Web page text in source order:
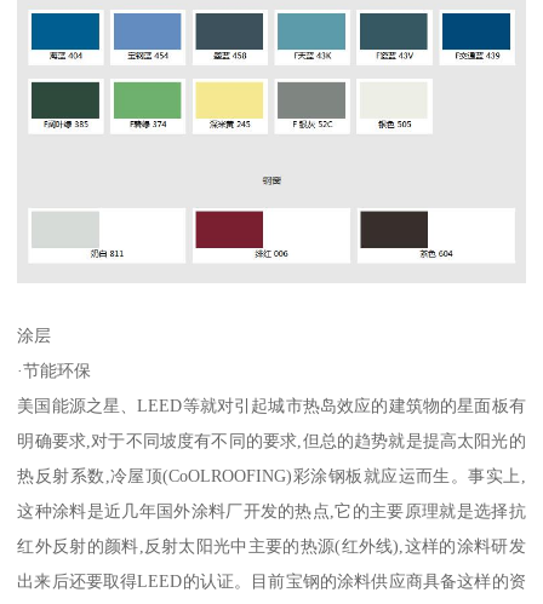
涂层
·节能环保
美国能源之星、LEED等就对引起城市热岛效应的建筑物的星面板有
明确要求,对于不同坡度有不同的要求,但总的趋势就是提高太阳光的
热反射系数,冷屋顶(CoOLROOFING)彩涂钢板就应运而生。事实上,
这种涂料是近几年国外涂料厂开发的热点,它的主要原理就是选择抗
红外反射的颜料,反射太阳光中主要的热源(红外线),这样的涂料研发
出来后还要取得LEED的认证。目前宝钢的涂料供应商具备这样的资